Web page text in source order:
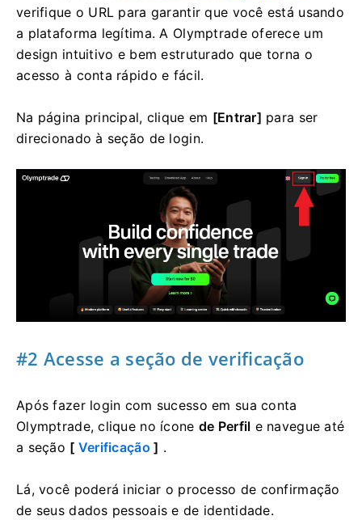
verifique o URL para garantir que você está usando
a plataforma legítima. A Olymptrade oferece um
design intuitivo e bem estruturado que torna o
acesso à conta rápido e fácil.
Na página principal, clique em [Entrar] para ser
direcionado à seção de login.
#2 Acesse a seção de verificação
Após fazer login com sucesso em sua conta
Olymptrade, clique no ícone de Perfil e navegue até
a seção [ Verificação ] .
Lá, você poderá iniciar o processo de confirmação
de seus dados pessoais e de identidade.